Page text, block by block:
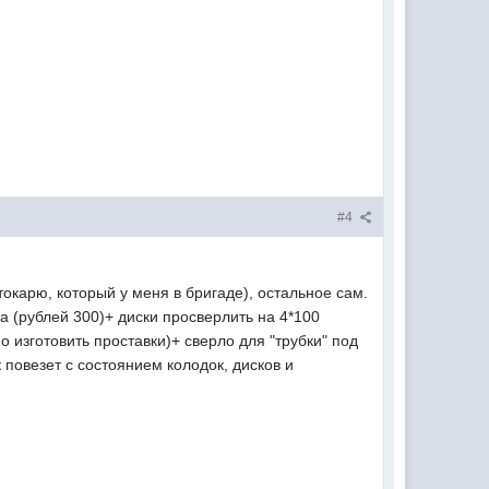
#4
который у меня в бригаде), остальное сам.
(рублей 300)+ диски просверлить на 4*100
проставки)+ сверло для "трубки" под
с состоянием колодок, дисков и